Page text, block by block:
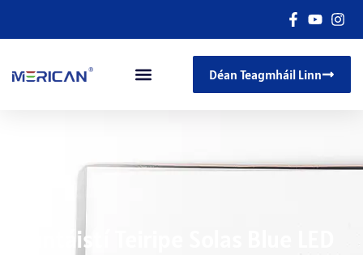
Déan Teagmháil Linn
Buntáistí Teiripe Solas Blue LED